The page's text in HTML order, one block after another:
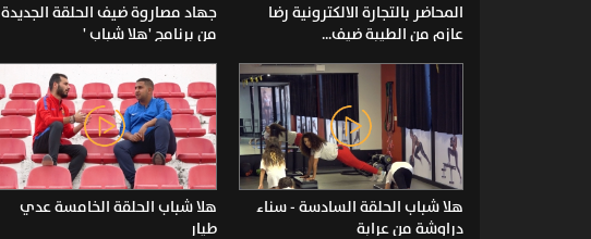
المحاضر بالتجارة الالكترونية رضا
عازم من الطيبة ضيف...
جهاد مصاروة ضيف الحلقة الجديدة
من برنامج 'هلا شباب '
هلا شباب الحلقة السادسة - سناء
دراوشة من عرابة
هلا شباب الحلقة الخامسة عدي
طيار